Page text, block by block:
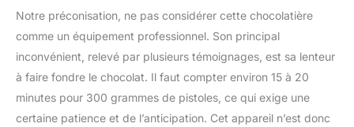
Notre préconisation, ne pas considérer cette chocolatière
comme un équipement professionnel. Son principal
inconvénient, relevé par plusieurs témoignages, est sa lenteur
à faire fondre le chocolat. Il faut compter environ 15 à 20
minutes pour 300 grammes de pistoles, ce qui exige une
certaine patience et de l’anticipation. Cet appareil n’est donc